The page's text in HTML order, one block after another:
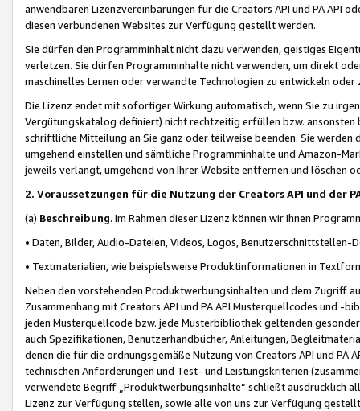
anwendbaren Lizenzvereinbarungen für die Creators API und PA API
diesen verbundenen Websites zur Verfügung gestellt werden.
Sie dürfen den Programminhalt nicht dazu verwenden, geistiges
verletzen. Sie dürfen Programminhalte nicht verwenden, um direkt
maschinelles Lernen oder verwandte Technologien zu entwickeln
Die Lizenz endet mit sofortiger Wirkung automatisch, wenn Sie zu
Vergütungskatalog definiert) nicht rechtzeitig erfüllen bzw. ansonsten
schriftliche Mitteilung an Sie ganz oder teilweise beenden. Sie werden
umgehend einstellen und sämtliche Programminhalte und Amazon-
jeweils verlangt, umgehend von Ihrer Website entfernen und löschen
2. Voraussetzungen für die Nutzung der Creators API und der
(a) Beschreibung. Im Rahmen dieser Lizenz können wir Ihnen
• Daten, Bilder, Audio-Dateien, Videos, Logos, Benutzerschnittstellen-
• Textmaterialien, wie beispielsweise Produktinformationen in
Neben den vorstehenden Produktwerbungsinhalten und dem Zugriff
Zusammenhang mit Creators API und PA API Musterquellcodes und
jeden Musterquellcode bzw. jede Musterbibliothek geltenden
auch Spezifikationen, Benutzerhandbücher, Anleitungen,
denen die für die ordnungsgemäße Nutzung von Creators API und PA
technischen Anforderungen und Test- und Leistungskriterien
verwendete Begriff „Produktwerbungsinhalte“ schließt ausdrücklich
Lizenz zur Verfügung stellen, sowie alle von uns zur Verfügung